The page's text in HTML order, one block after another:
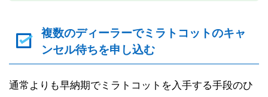
複数のディーラーでミラトコットのキャ
ンセル待ちを申し込む
通常よりも早納期でミラトコットを入手する手段のひ